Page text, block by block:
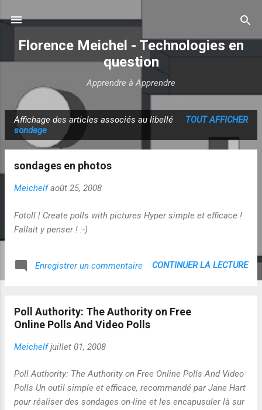
Florence Meichel - Technologies en
question
Apprendre à Apprendre
r
Affichage des articles associés au libellé
sondage
TOUT AFFICHER
sondages en photos
Meichelf août 25, 2008
Fotoll | Create polls with pictures Hyper simple et efficace !
Fallait y penser ! :-)
Enregistrer un commentaire CONTINUER LA LECTURE
Poll Authority: The Authority on Free
Online Polls And Video Polls
Meichelf juillet 01, 2008
Poll Authority: The Authority on Free Online Polls And Video
Polls Un outil simple et efficace, recommandé par Jane Hart
pour réaliser des sondages on-line et les encapusuler là sur